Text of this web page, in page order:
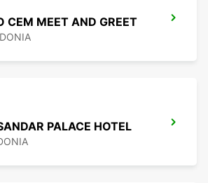
CEM MEET AND GREET
PALACE HOTEL